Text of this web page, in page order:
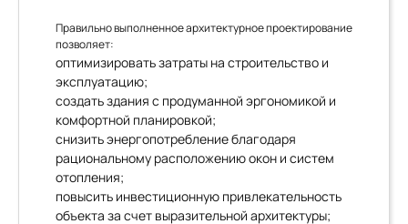
Правильно выполненное архитектурное проектирование
позволяет:
оптимизировать затраты на строительство и
эксплуатацию;
создать здания с продуманной эргономикой и
комфортной планировкой;
снизить энергопотребление благодаря
рациональному расположению окон и систем
отопления;
повысить инвестиционную привлекательность
объекта за счет выразительной архитектуры;